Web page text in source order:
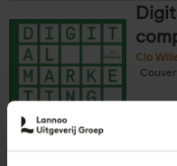
Clo
€